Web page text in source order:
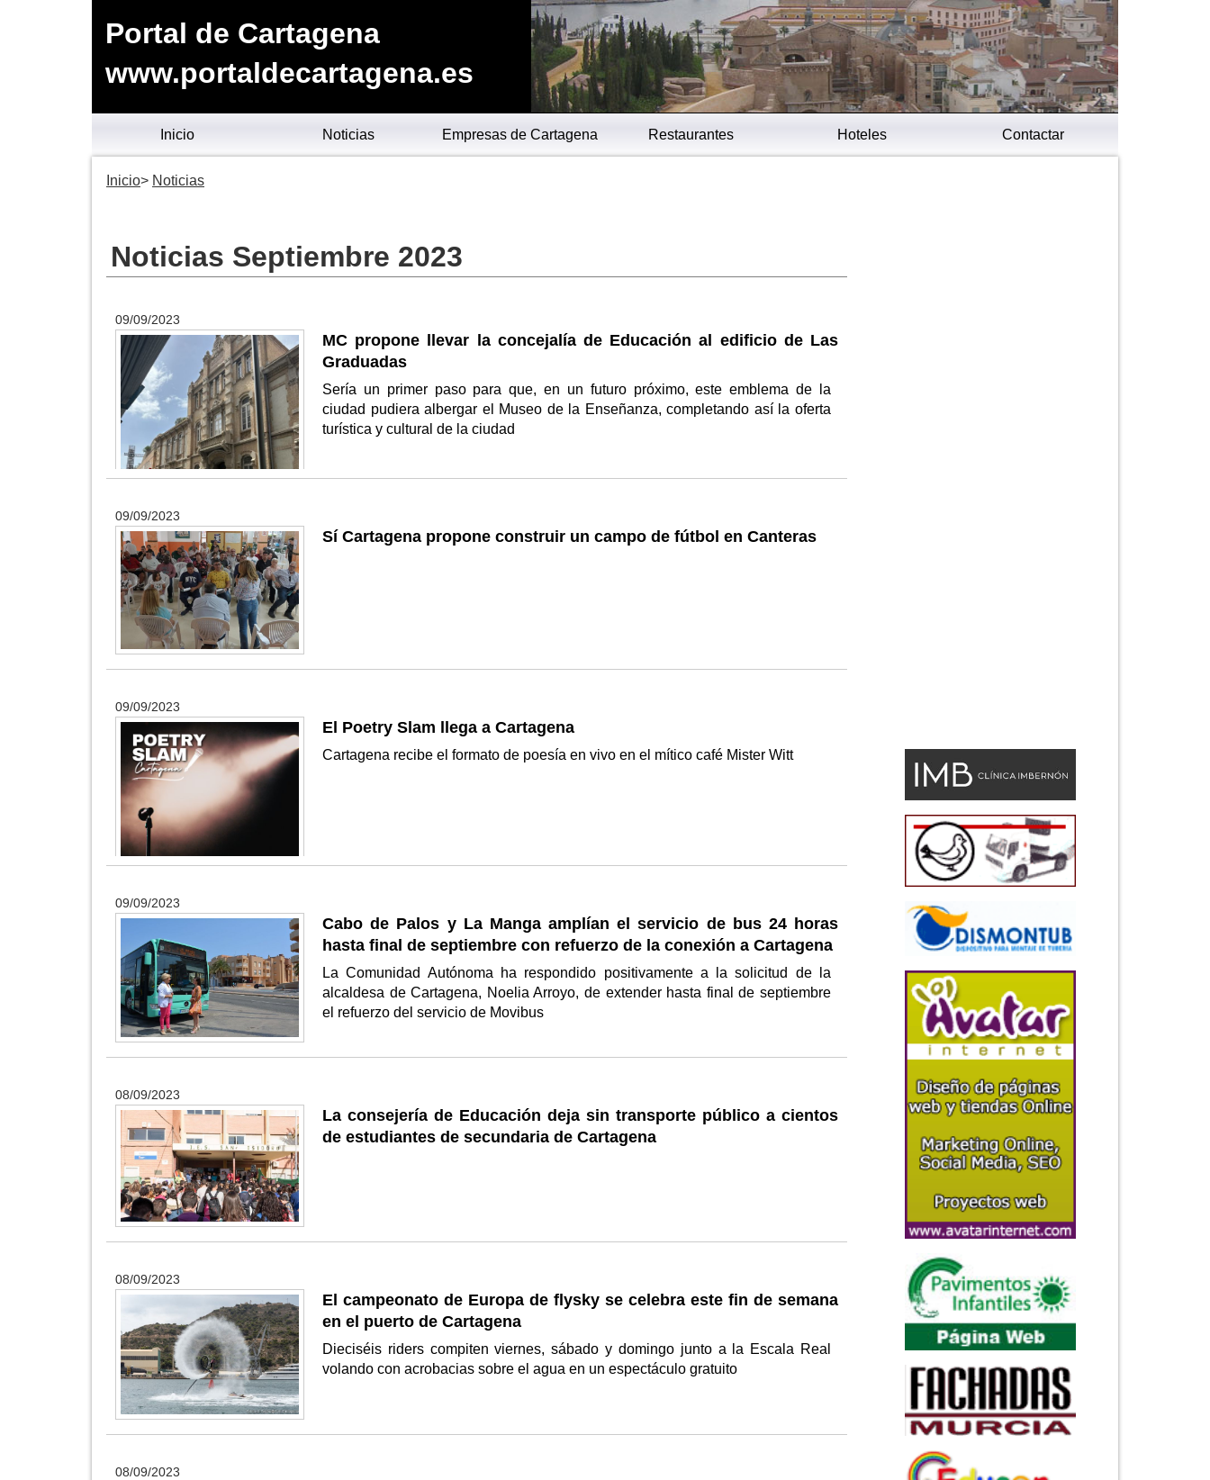
Portal de Cartagena
www.portaldecartagena.es
Inicio Noticias Empresas de Cartagena Restaurantes Hoteles Contactar
Inicio Noticias
Noticias Septiembre 2023
09/09/2023
MC propone llevar la concejalía de Educación al edificio de Las
Graduadas
Sería un primer paso para que, en un futuro próximo, este emblema de la
ciudad pudiera albergar el Museo de la Enseñanza, completando así la oferta
turística y cultural de la ciudad
09/09/2023
Sí Cartagena propone construir un campo de fútbol en Canteras
09/09/2023
El Poetry Slam llega a Cartagena
Cartagena recibe el formato de poesía en vivo en el mítico café Mister Witt
09/09/2023
Cabo de Palos y La Manga amplían el servicio de bus 24 horas
hasta final de septiembre con refuerzo de la conexión a Cartagena
La Comunidad Autónoma ha respondido positivamente a la solicitud de la
alcaldesa de Cartagena, Noelia Arroyo, de extender hasta final de septiembre
el refuerzo del servicio de Movibus
08/09/2023
La consejería de Educación deja sin transporte público a cientos
de estudiantes de secundaria de Cartagena
08/09/2023
El campeonato de Europa de flysky se celebra este fin de semana
en el puerto de Cartagena
Dieciséis riders compiten viernes, sábado y domingo junto a la Escala Real
volando con acrobacias sobre el agua en un espectáculo gratuito
08/09/2023